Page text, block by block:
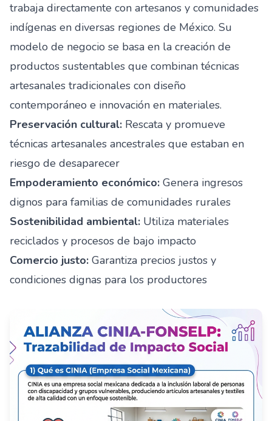
trabaja directamente con artesanos y comunidades
indígenas en diversas regiones de México. Su
modelo de negocio se basa en la creación de
productos sustentables que combinan técnicas
artesanales tradicionales con diseño
contemporáneo e innovación en materiales.
Preservación cultural: Rescata y promueve
técnicas artesanales ancestrales que estaban en
riesgo de desaparecer
Empoderamiento económico: Genera ingresos
dignos para familias de comunidades rurales
Sostenibilidad ambiental: Utiliza materiales
reciclados y procesos de bajo impacto
Comercio justo: Garantiza precios justos y
condiciones dignas para los productores